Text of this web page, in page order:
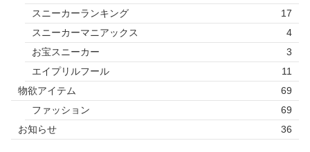
スニーカーランキング
17
スニーカーマニアックス
4
お宝スニーカー
3
エイプリルフール
11
物欲アイテム
69
ファッション
69
お知らせ
36